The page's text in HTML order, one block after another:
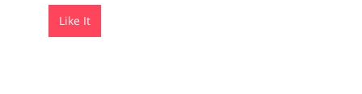
Like It